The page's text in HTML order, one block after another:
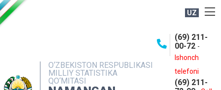
UZ
O‘ZBEKISTON RESPUBLIKASI
MILLIY STATISTIKA
QO‘MITASI
(69) 211-
00-72 -
Ishonch
telefoni
(69) 211-
NASHRLAR
INTERAKTIV XIZMATLAR